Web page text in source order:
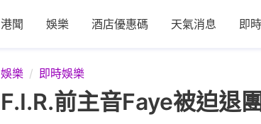
港聞 娛樂 酒店優惠碼 天氣消息 即時
娛樂 即時娛樂
F.I.R.前主音Faye被迫退